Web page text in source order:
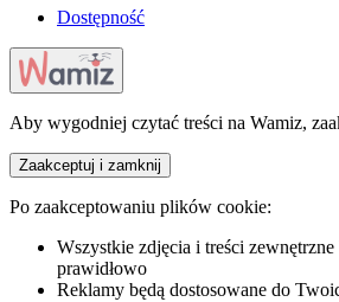
Dostępność
Aby wygodniej czytać treści na Wamiz,
Zaakceptuj i zamknij
Po zaakceptowaniu plików cookie:
Wszystkie zdjęcia i treści
prawidłowo
Reklamy będą dostosowane do